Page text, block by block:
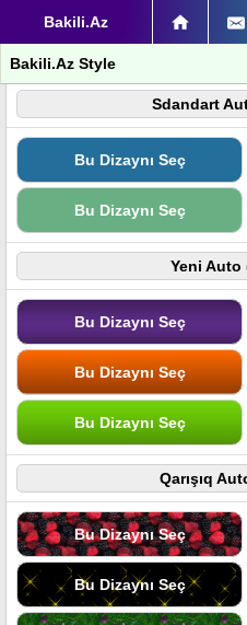
Bakili.Az
Bakili.Az Style
Sdandart
Bu Dizaynı Seç
Bu Dizaynı Seç
Yeni Auto
Bu Dizaynı Seç
Bu Dizaynı Seç
Bu Dizaynı Seç
Qarışıq
Bu Dizaynı Seç
Bu Dizaynı Seç